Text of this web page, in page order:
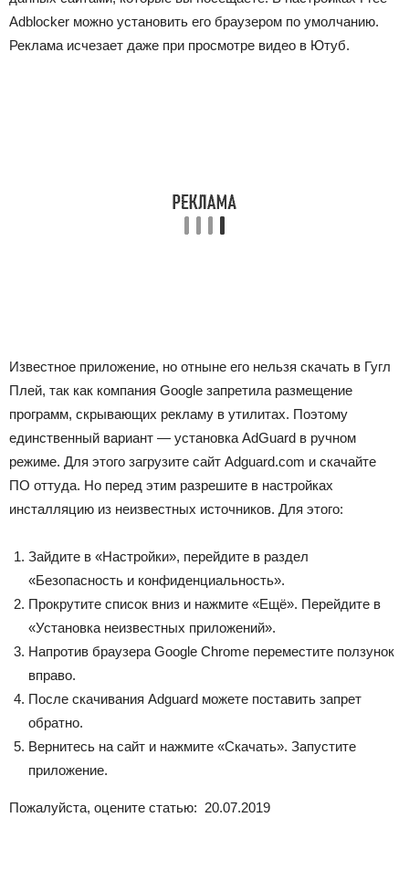
Adblocker можно установить его браузером по умолчанию.
Реклама исчезает даже при просмотре видео в Ютуб.
Известное приложение, но отныне его нельзя скачать в Гугл
Плей, так как компания Google запретила размещение
программ, скрывающих рекламу в утилитах. Поэтому
единственный вариант — установка AdGuard в ручном
режиме. Для этого загрузите сайт Adguard.com и скачайте
ПО оттуда. Но перед этим разрешите в настройках
инсталляцию из неизвестных источников. Для этого:
Зайдите в «Настройки», перейдите в раздел
«Безопасность и конфиденциальность».
Прокрутите список вниз и нажмите «Ещё». Перейдите в
«Установка неизвестных приложений».
Напротив браузера Google Chrome переместите ползунок
вправо.
После скачивания Adguard можете поставить запрет
обратно.
Вернитесь на сайт и нажмите «Скачать». Запустите
приложение.
Пожалуйста, оцените статью: 20.07.2019